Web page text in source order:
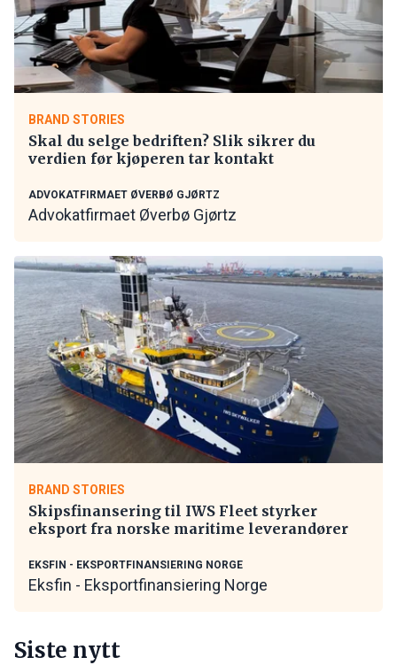
BRAND STORIES
Skal du selge bedriften? Slik sikrer du
verdien før kjøperen tar kontakt
ADVOKATFIRMAET ØVERBØ GJØRTZ
Advokatfirmaet Øverbø Gjørtz
BRAND STORIES
Skipsfinansering til IWS Fleet styrker
eksport fra norske maritime leverandører
EKSFIN - EKSPORTFINANSIERING NORGE
Eksfin - Eksportfinansiering Norge
Siste nytt